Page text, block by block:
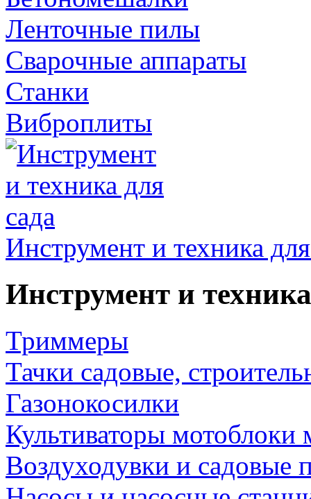
Ленточные пилы
Сварочные аппараты
Станки
Виброплиты
Инструмент и техника
Инструмент и
Триммеры
Тачки садовые,
Газонокосилки
Культиваторы мотоблоки
Воздуходувки и садовые